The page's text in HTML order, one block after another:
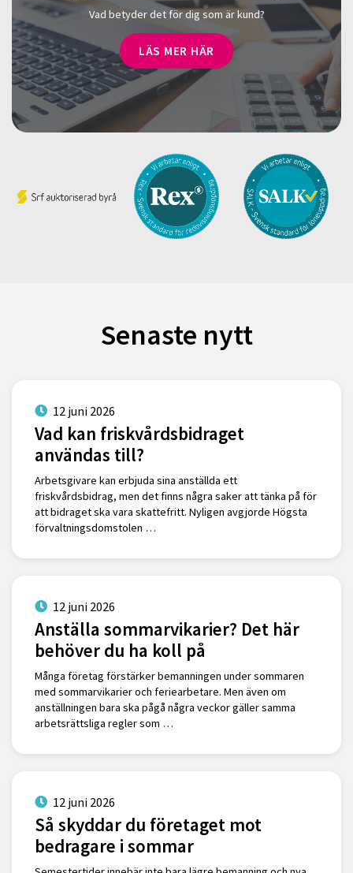
Vad betyder det för dig som är kund?
LÄS MER HÄR
Senaste nytt
12 juni 2026
Vad kan friskvårdsbidraget
användas till?
Arbetsgivare kan erbjuda sina anställda ett
friskvårdsbidrag, men det finns några saker att tänka på för
att bidraget ska vara skattefritt. Nyligen avgjorde Högsta
förvaltningsdomstolen …
12 juni 2026
Anställa sommarvikarier? Det här
behöver du ha koll på
Många företag förstärker bemanningen under sommaren
med sommarvikarier och feriearbetare. Men även om
anställningen bara ska pågå några veckor gäller samma
arbetsrättsliga regler som …
12 juni 2026
Så skyddar du företaget mot
bedragare i sommar